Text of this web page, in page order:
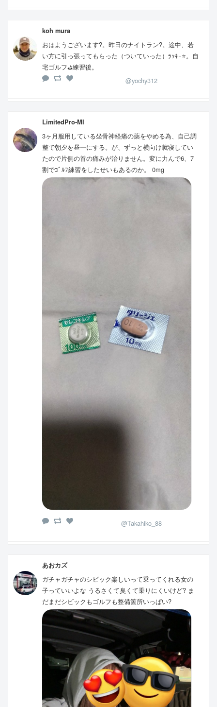
koh mura
おはようございます?。昨日のナイトラン?。途中、若
い方に引っ張ってもらった（ついていった）ﾗｯｷｰ⭐。自
宅ゴルフ⛳練習後。
@yochy312
LimitedPro-MI
3ヶ月服用している坐骨神経痛の薬をやめる為、自己調
整で朝夕を昼一にする。が、ずっと横向け就寝してい
たので片側の首の痛みが治りません。変に力んで6、7
割でｺﾞﾙﾌ練習をしたせいもあるのか。 0mg
@Takahiko_88
あおカズ
ガチャガチャのシビック楽しいって乗ってくれる女の
子っていいよな うるさくて臭くて乗りにくいけど? ま
だまだシビックもゴルフも整備箇所いっぱい?